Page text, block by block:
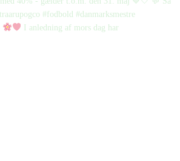
I anledning af mors dag har